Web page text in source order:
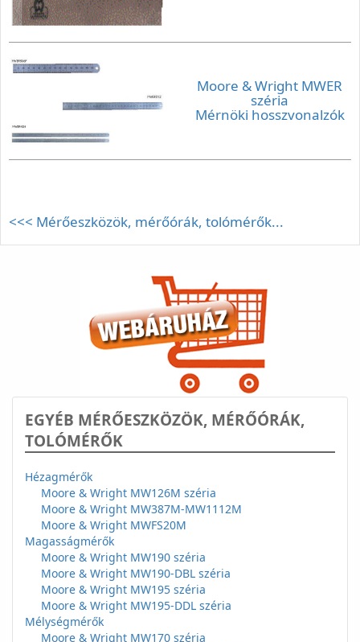
Moore & Wright MWER
széria
Mérnöki hosszvonalzók
<<< Mérőeszközök, mérőórák, tolómérők...
EGYÉB MÉRŐESZKÖZÖK, MÉRŐÓRÁK,
TOLÓMÉRŐK
Hézagmérők
Moore & Wright MW126M széria
Moore & Wright MW387M-MW1112M
Moore & Wright MWFS20M
Magasságmérők
Moore & Wright MW190 széria
Moore & Wright MW190-DBL széria
Moore & Wright MW195 széria
Moore & Wright MW195-DDL széria
Mélységmérők
Moore & Wright MW170 széria